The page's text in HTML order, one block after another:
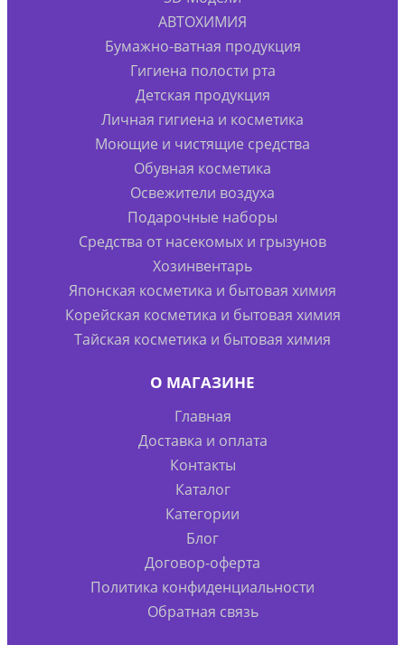
АВТОХИМИЯ
Бумажно-ватная продукция
Гигиена полости рта
Детская продукция
Личная гигиена и косметика
Моющие и чистящие средства
Обувная косметика
Освежители воздуха
Подарочные наборы
Средства от насекомых и грызунов
Хозинвентарь
Японская косметика и бытовая химия
Корейская косметика и бытовая химия
Тайская косметика и бытовая химия
О МАГАЗИНЕ
Главная
Доставка и оплата
Контакты
Каталог
Категории
Блог
Договор-оферта
Политика конфиденциальности
Обратная связь